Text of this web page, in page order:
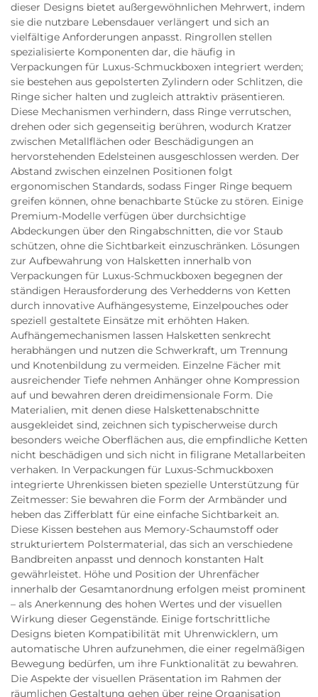
dieser Designs bietet außergewöhnlichen Mehrwert, indem
sie die nutzbare Lebensdauer verlängert und sich an
vielfältige Anforderungen anpasst. Ringrollen stellen
spezialisierte Komponenten dar, die häufig in
Verpackungen für Luxus-Schmuckboxen integriert werden;
sie bestehen aus gepolsterten Zylindern oder Schlitzen, die
Ringe sicher halten und zugleich attraktiv präsentieren.
Diese Mechanismen verhindern, dass Ringe verrutschen,
drehen oder sich gegenseitig berühren, wodurch Kratzer
zwischen Metallflächen oder Beschädigungen an
hervorstehenden Edelsteinen ausgeschlossen werden. Der
Abstand zwischen einzelnen Positionen folgt
ergonomischen Standards, sodass Finger Ringe bequem
greifen können, ohne benachbarte Stücke zu stören. Einige
Premium-Modelle verfügen über durchsichtige
Abdeckungen über den Ringabschnitten, die vor Staub
schützen, ohne die Sichtbarkeit einzuschränken. Lösungen
zur Aufbewahrung von Halsketten innerhalb von
Verpackungen für Luxus-Schmuckboxen begegnen der
ständigen Herausforderung des Verhedderns von Ketten
durch innovative Aufhängesysteme, Einzelpouches oder
speziell gestaltete Einsätze mit erhöhten Haken.
Aufhängemechanismen lassen Halsketten senkrecht
herabhängen und nutzen die Schwerkraft, um Trennung
und Knotenbildung zu vermeiden. Einzelne Fächer mit
ausreichender Tiefe nehmen Anhänger ohne Kompression
auf und bewahren deren dreidimensionale Form. Die
Materialien, mit denen diese Halskettenabschnitte
ausgekleidet sind, zeichnen sich typischerweise durch
besonders weiche Oberflächen aus, die empfindliche Ketten
nicht beschädigen und sich nicht in filigrane Metallarbeiten
verhaken. In Verpackungen für Luxus-Schmuckboxen
integrierte Uhrenkissen bieten spezielle Unterstützung für
Zeitmesser: Sie bewahren die Form der Armbänder und
heben das Zifferblatt für eine einfache Sichtbarkeit an.
Diese Kissen bestehen aus Memory-Schaumstoff oder
strukturiertem Polstermaterial, das sich an verschiedene
Bandbreiten anpasst und dennoch konstanten Halt
gewährleistet. Höhe und Position der Uhrenfächer
innerhalb der Gesamtanordnung erfolgen meist prominent
– als Anerkennung des hohen Wertes und der visuellen
Wirkung dieser Gegenstände. Einige fortschrittliche
Designs bieten Kompatibilität mit Uhrenwicklern, um
automatische Uhren aufzunehmen, die einer regelmäßigen
Bewegung bedürfen, um ihre Funktionalität zu bewahren.
Die Aspekte der visuellen Präsentation im Rahmen der
räumlichen Gestaltung gehen über reine Organisation